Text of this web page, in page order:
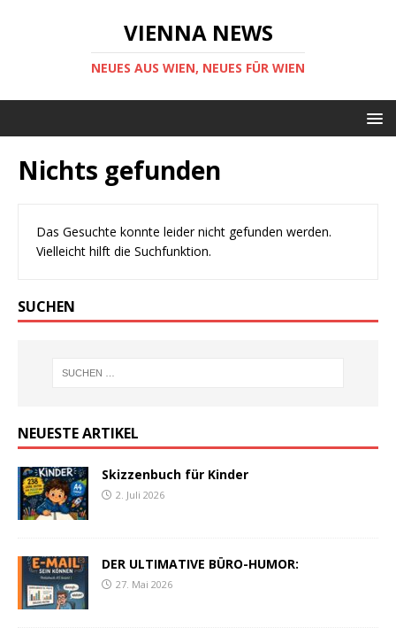
VIENNA NEWS
NEUES AUS WIEN, NEUES FÜR WIEN
Nichts gefunden
Das Gesuchte konnte leider nicht gefunden werden.
Vielleicht hilft die Suchfunktion.
SUCHEN
NEUESTE ARTIKEL
Skizzenbuch für Kinder
2. Juli 2026
DER ULTIMATIVE BÜRO-HUMOR:
27. Mai 2026